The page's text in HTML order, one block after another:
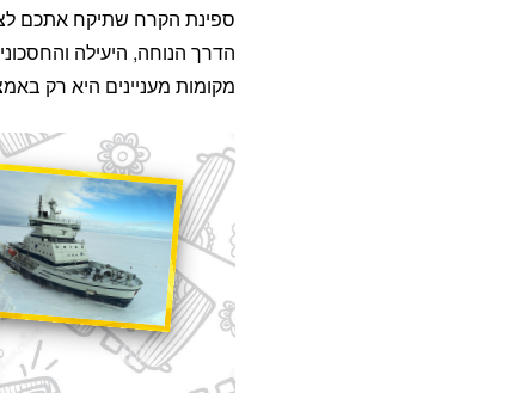
ספינת הקרח שתיקח אתכם
הדרך הנוחה, היעילה
מקומות מעניינים היא רק